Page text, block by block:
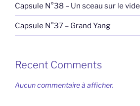
Capsule N°38 – Un sceau sur le vide
Capsule N°37 – Grand Yang
Recent Comments
Aucun commentaire à afficher.